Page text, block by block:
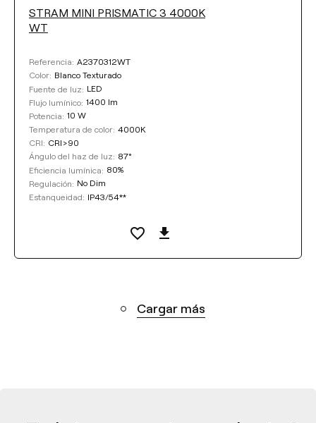
STRAM MINI PRISMATIC 3 4000K
WT
Referencia: A2370312WT
Color: Blanco Texturado
Fuente de luz: LED
Flujo lumínico: 1400 lm
Potencia: 10 W
Temperatura de color: 4000K
CRI: CRI>90
Ángulo del haz de luz: 87°
Eficiencia lumínica: 80%
Regulación: No Dim
Estanqueidad: IP43/54**
Cargar más